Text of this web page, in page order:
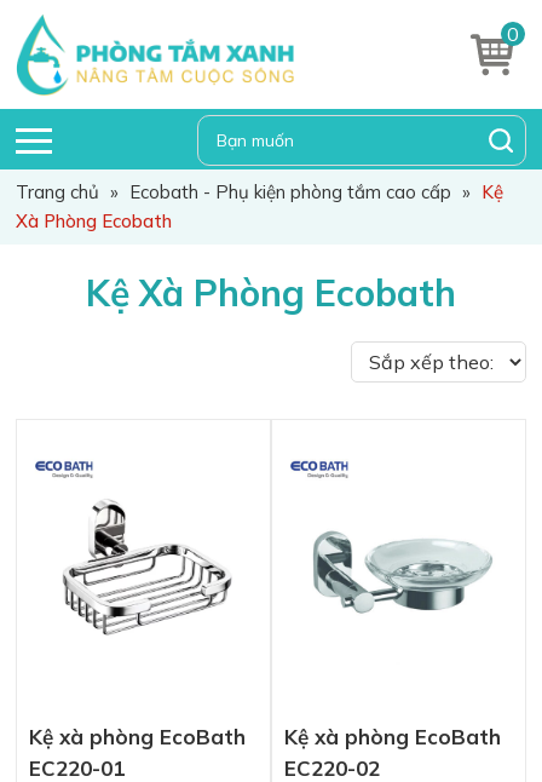
0
Trang chủ » Ecobath - Phụ kiện phòng tắm cao cấp » Kệ
Xà Phòng Ecobath
Kệ Xà Phòng Ecobath
Kệ xà phòng EcoBath
EC220-01
Kệ xà phòng EcoBath
EC220-02